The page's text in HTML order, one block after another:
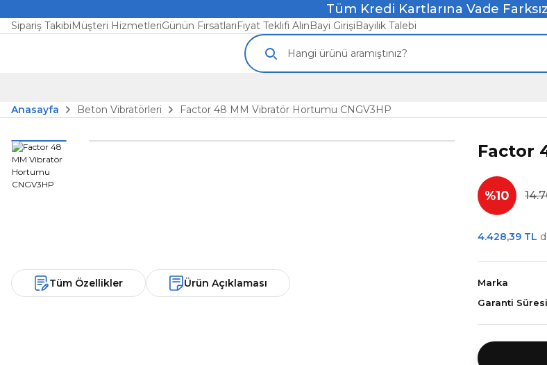
Tüm Kredi Kartlarına Vade Farksız
Sipariş TakibiMüşteri HizmetleriGünün FırsatlarıFiyat Teklifi AlınBayi GirişiBayilik Talebi
Anasayfa
Beton Vibratörleri Factor 48 MM Vibratör Hortumu CNGV3HP
Tüm Özellikler Ürün Açıklaması
Factor
%10
4.428,39 TL
Marka
Garanti Süresi